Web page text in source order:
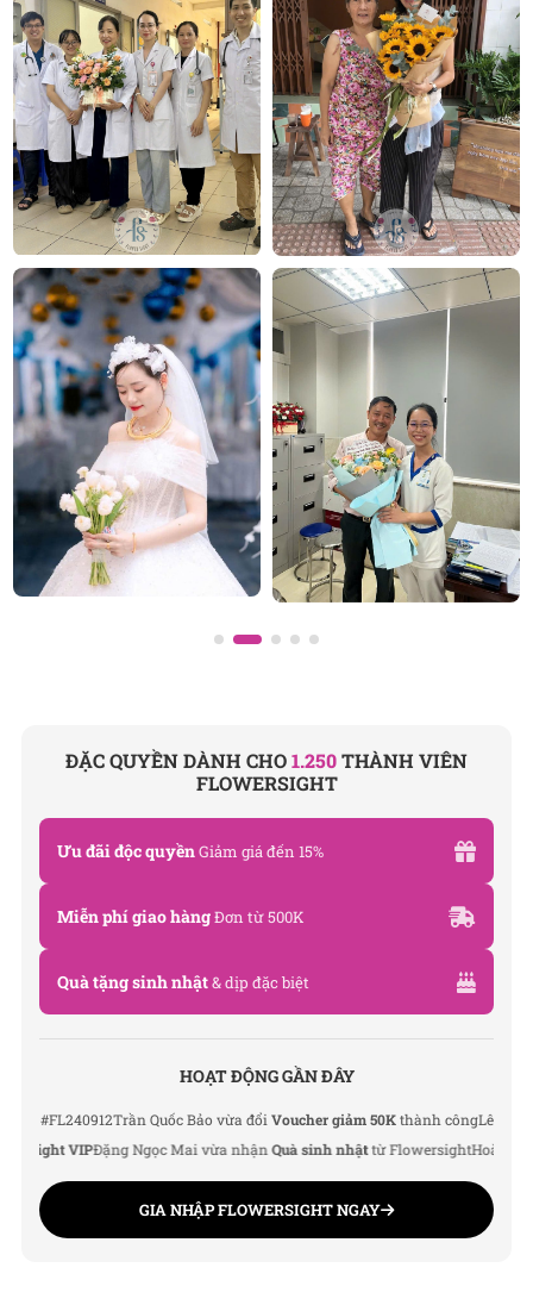
Chúng tôi mang đến đa dạng mẫu hoa:hoa sinh
nhật,hoa khai trương, hoa cưới đẹp, đặc biệt là các
mẫubó hoa cưới được chăm chút kỹ lưỡng.
Văn Phòng: 235A Hoàng Hoa Thám, P.5, Quận Phú
Nhuận, TP.HCM
Địa chỉ: 120B Huỳnh Văn Bánh, P.11, Quận Phú Nhuận,
TP.HCM
Hotline: 093 407 2575
E-mail:info@flowersight.com
Website:https://flowersight.com/
Đánh giá product này
ĐẶC QUYỀN DÀNH CHO1.250THÀNH VIÊN
FLOWERSIGHT
Ưu đãi độc quyềnGiảm giá đến 15%
Miễn phí giao hàngĐơn từ 500K
Quà tặng sinh nhật& dịp đặc biệt
HOẠT ĐỘNG GẦN ĐÂY
Trần Quốc Bảo vừa đổiVoucher giảm 50Kthành côngLê Thu Hà
VIPĐặng Ngọc Mai vừa nhậnQuà sinh nhậttừ FlowersightHoàng Đức
GIA NHẬP FLOWERSIGHT NGAY